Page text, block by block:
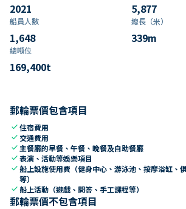
2021 5,877
船員人數
1,648
總長（米）
339m
總噸位
169,400t
郵輪票價包含項目
check住宿費用
check 交通費用
check 主餐廳的早餐、午餐、晚餐及自助餐廳
check表演、活動等娛樂項目
check船上設施使用費（健身中心、游泳池、按摩浴缸、
等）
check船上活動（遊戲、問答、手工課程等）
郵輪票價不包含項目